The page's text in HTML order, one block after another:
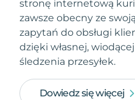
stronę internetową
zawsze obecny ze
zapytań do obsługi
dzięki własnej,
śledzenia przesyłek.
Dowiedz się więcej